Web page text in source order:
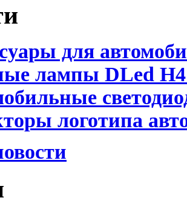
для
лампы DLed H4
логотипа